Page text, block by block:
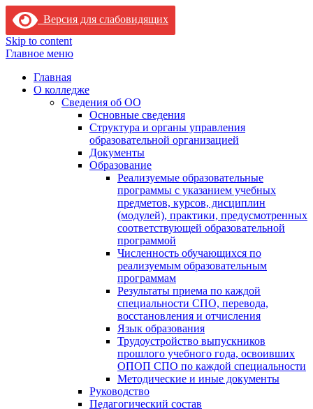
Версия для слабовидящих
Skip to content
Главное меню
Главная
О колледже
Сведения об ОО
Основные сведения
Структура и органы управления
образовательной организацией
Документы
Образование
Реализуемые образовательные
программы с указанием учебных
предметов, курсов, дисциплин
(модулей), практики, предусмотренных
соответствующей образовательной
программой
Численность обучающихся по
реализуемым образовательным
программам
Результаты приема по каждой
специальности СПО, перевода,
восстановления и отчисления
Язык образования
Трудоустройство выпускников
прошлого учебного года, освоивших
ОПОП СПО по каждой специальности
Методические и иные документы
Руководство
Педагогический состав